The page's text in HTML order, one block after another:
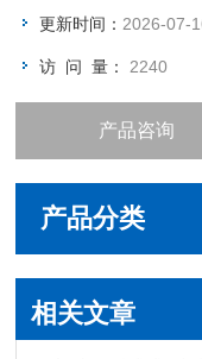
更新时间： 2026-07-
访 问 量： 2240
产品咨询
产品分类
相关文章